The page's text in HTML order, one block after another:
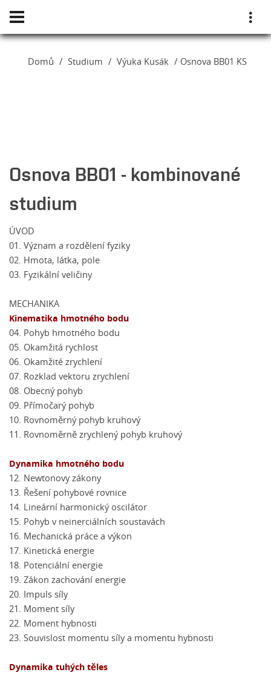
Domů Studium Výuka Kusák Osnova BB01 KS
Osnova BB01 - kombinované
studium
ÚVOD
01. Význam a rozdělení fyziky
02. Hmota, látka, pole
03. Fyzikální veličiny
MECHANIKA
Kinematika hmotného bodu
04. Pohyb hmotného bodu
05. Okamžitá rychlost
06. Okamžité zrychlení
07. Rozklad vektoru zrychlení
08. Obecný pohyb
09. Přímočarý pohyb
10. Rovnoměrný pohyb kruhový
11. Rovnoměrně zrychlený pohyb kruhový
Dynamika hmotného bodu
12. Newtonovy zákony
13. Řešení pohybové rovnice
14. Lineární harmonický oscilátor
15. Pohyb v neinerciálních soustavách
16. Mechanická práce a výkon
17. Kinetická energie
18. Potenciální energie
19. Zákon zachování energie
20. Impuls síly
21. Moment síly
22. Moment hybnosti
23. Souvislost momentu síly a momentu hybnosti
Dynamika tuhých těles